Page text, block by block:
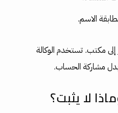
الاسم.
إلى مكتب. تستخدم الوكالة
بدل مشاركة الحساب.
لا يثبت؟